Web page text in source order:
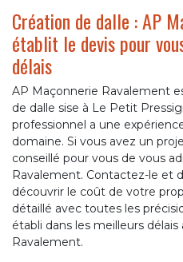
Création de dalle : AP
établit le devis pour
délais
AP Maçonnerie Ravalement
de dalle sise à Le Petit
professionnel a une
domaine. Si vous avez un
conseillé pour vous de vous
Ravalement. Contactez-le et
découvrir le coût de votre
détaillé avec toutes les
établi dans les meilleurs
Ravalement.